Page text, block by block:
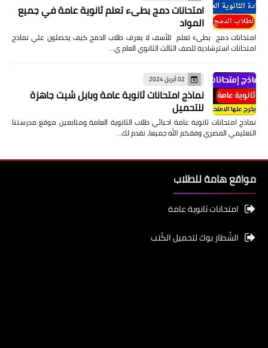
امتحانات دمج بطىء تعلم ثانوية عامة في جميع
المواد
امتحانات دمج بطىء تعلم للأسف لا يعرف طلاب الدمج كيف يحصلون علي نماذج
امتحانات استرشادية للصف الثالث الثانوي العام ي…
02 أبريل 2024
نماذج امتحانات ثانوية عامة وبابل شيت جاهزة
للتحميل
نماذج امتحانات ثانوية عامة احبائي طلاب الثانوية العامة ومتابعين موقع مدرستنا
التعليمي المصري وفقكم الله جميعا، نقدم لك…
مواقع هامة للطلاب
امتحانات ثانوية عامة
الشُطار بوك لتحميل الكُتب